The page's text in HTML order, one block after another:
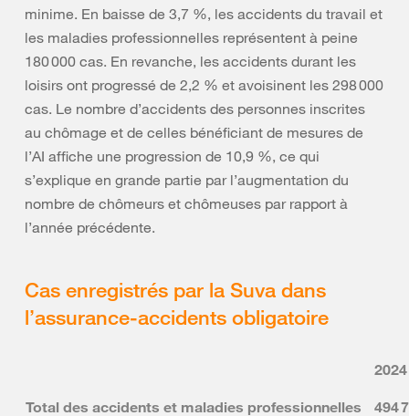
minime. En baisse de 3,7 %, les accidents du travail et
les maladies professionnelles représentent à peine
180 000 cas. En revanche, les accidents durant les
loisirs ont progressé de 2,2 % et avoisinent les 298 000
cas. Le nombre d’accidents des personnes inscrites
au chômage et de celles bénéficiant de mesures de
l’AI affiche une progression de 10,9 %, ce qui
s’explique en grande partie par l’augmentation du
nombre de chômeurs et chômeuses par rapport à
l’année précédente.
Cas enregistrés par la Suva dans
l’assurance-accidents obligatoire
2024
Total des accidents et maladies professionnelles 494